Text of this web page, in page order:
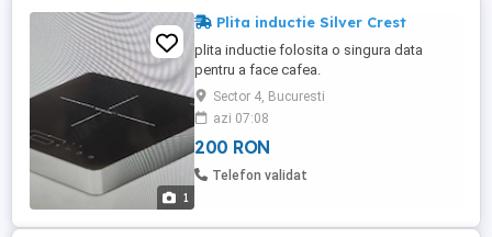
1
Plita inductie Silver Crest
plita inductie folosita o singura data
pentru a face cafea.
Sector 4, Bucuresti
azi 07:08
200 RON
Telefon validat